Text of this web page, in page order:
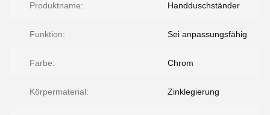
Produktname: Handduschständer
Funktion: Sei anpassungsfähig
Farbe: Chrom
Körpermaterial: Zinklegierung